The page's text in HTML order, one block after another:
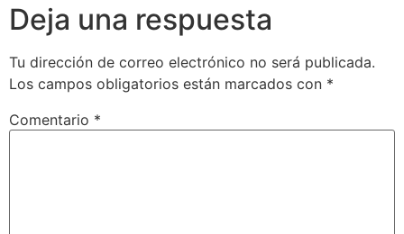
Deja una respuesta
Tu dirección de correo electrónico no será publicada.
Los campos obligatorios están marcados con *
Comentario *